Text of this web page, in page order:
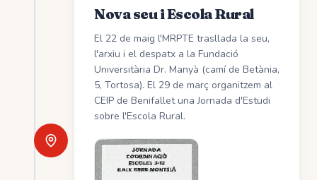
Nova seu i Escola Rural
El 22 de maig l'MRPTE trasllada la seu,
l'arxiu i el despatx a la Fundació
Universitària Dr. Manyà (camí de Betània,
5, Tortosa). El 29 de març organitzem al
CEIP de Benifallet una Jornada d'Estudi
sobre l'Escola Rural.